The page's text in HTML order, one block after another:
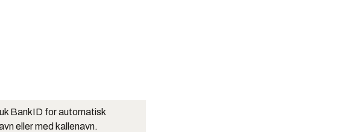
BankID for automatisk
eller med kallenavn.